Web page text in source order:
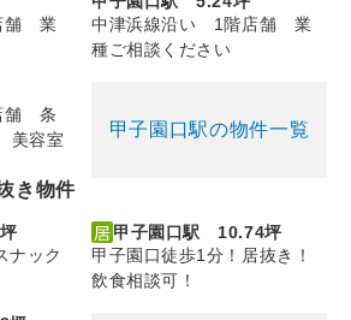
舗 業
中津浜線沿い 1階店舗 業
種ご相談ください
舗 条
美容室
甲子園口駅の物件一覧
き物件
ナック
甲子園口駅 10.74坪
甲子園口徒歩1分！居抜き！
飲食相談可！